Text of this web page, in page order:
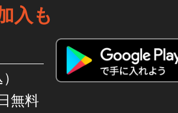
入も
無料